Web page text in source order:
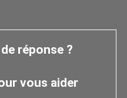
réponse ?
vous aider